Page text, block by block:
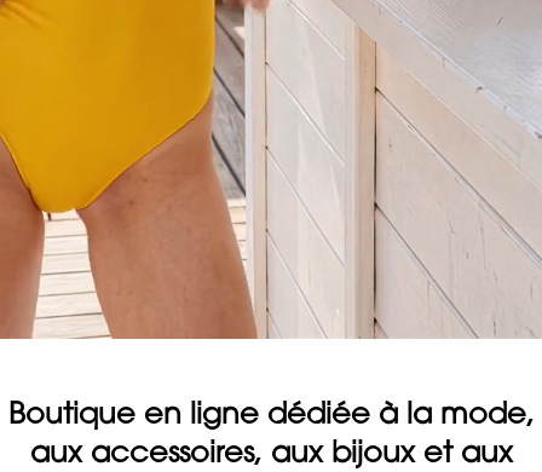
Boutique en ligne dédiée à la mode,
aux accessoires, aux bijoux et aux